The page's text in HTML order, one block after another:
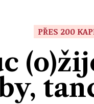
PŘES 200